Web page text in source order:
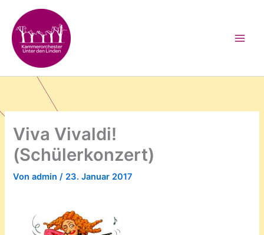
Inhalt
springen
Viva Vivaldi!
(Schülerkonzert)
Vonadmin/ 23. Januar 2017